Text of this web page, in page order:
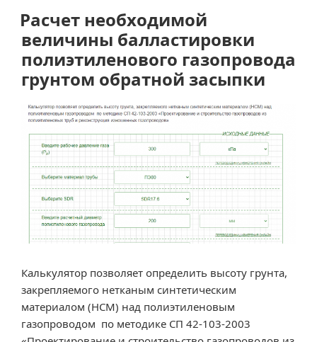
и
устойчивости
круглой
формы
поперечного
полиэтиленового
газопровода»
Расчет необходимой
величины балластировки
полиэтиленового газопровода
грунтом обратной засыпки
Калькулятор позволяет определить высоту грунта,
закрепляемого нетканым синтетическим
материалом (НСМ) над полиэтиленовым
газопроводом по методике СП 42-103-2003